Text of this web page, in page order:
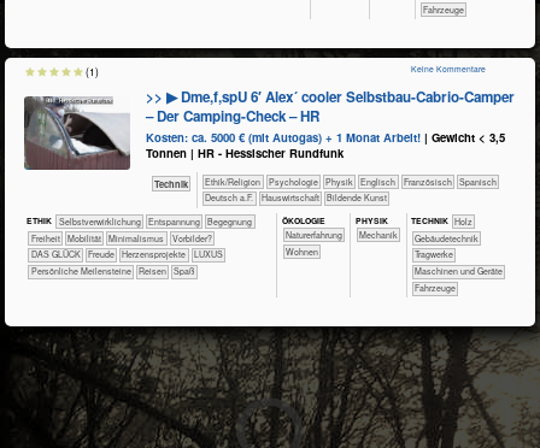
​Fahrzeuge
>> ▶ Dme,f,spU 6′ Alex´ cooler Selbstbau-Cabrio-Camper
– Der Camping-Check – HR
Kosten: ca. 5000 € (mit Autogas) + 1 Monat Arbeit! | Gewicht < 3,5
Tonnen | HR - Hessischer Rundfunk
​Technik ​​​​​​​​​​Ethik/​Religion ​​​​​​​​​​Psychologie ​​​​​​​Physik ​​​​Englisch ​​​​Französisch
​​​​Spanisch
​​​Deutsch a.F.
​Haus­wirtschaft
Bildende Kunst
ETHIK ​​​​​​​​​​​​​​​​​​​​​​​​​​​​​​​​​​​​​​​​Selbst­verwirklichung ​​​​​​​​​​​​​Entspannung
​​​​​​​​​​​​Begegnung
​​​Freiheit
​​​Mobilität ​​Minimalismus
​​Vorbilder?
DAS GLÜCK
Freude Herzensprojekte
LUXUS
Persönliche Meilensteine
Reisen Spaß
ÖKO​LOGIE
​​​​​​​​​​​​​Naturerfahrung
​​​​Wohnen
PHY​SIK
​​​Mechanik
TECH​NIK ​​​​​​​​Holz
​​​​​Gebäudetechnik
​​​​​Tragwerke
​​​​Maschinen und Geräte
​Fahrzeuge
Keine Kommentare
(1)